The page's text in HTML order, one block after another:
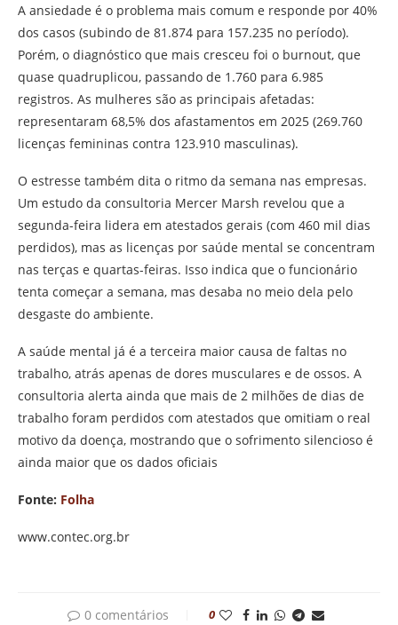
A ansiedade é o problema mais comum e responde por 40%
dos casos (subindo de 81.874 para 157.235 no período).
Porém, o diagnóstico que mais cresceu foi o burnout, que
quase quadruplicou, passando de 1.760 para 6.985
registros. As mulheres são as principais afetadas:
representaram 68,5% dos afastamentos em 2025 (269.760
licenças femininas contra 123.910 masculinas).
O estresse também dita o ritmo da semana nas empresas.
Um estudo da consultoria Mercer Marsh revelou que a
segunda-feira lidera em atestados gerais (com 460 mil dias
perdidos), mas as licenças por saúde mental se concentram
nas terças e quartas-feiras. Isso indica que o funcionário
tenta começar a semana, mas desaba no meio dela pelo
desgaste do ambiente.
A saúde mental já é a terceira maior causa de faltas no
trabalho, atrás apenas de dores musculares e de ossos. A
consultoria alerta ainda que mais de 2 milhões de dias de
trabalho foram perdidos com atestados que omitiam o real
motivo da doença, mostrando que o sofrimento silencioso é
ainda maior que os dados oficiais
Fonte: Folha
www.contec.org.br
0 comentários 0